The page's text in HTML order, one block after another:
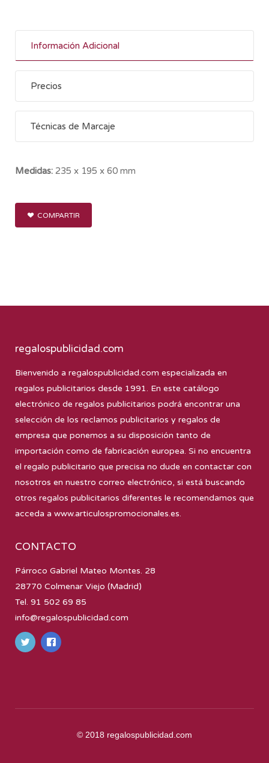
Información Adicional
Precios
Técnicas de Marcaje
Medidas: 235 x 195 x 60 mm
COMPARTIR
regalospublicidad.com
Bienvenido a regalospublicidad.com especializada en
regalos publicitarios desde 1991. En este catálogo
electrónico de regalos publicitarios podrá encontrar una
selección de los reclamos publicitarios y regalos de
empresa que ponemos a su disposición tanto de
importación como de fabricación europea. Si no encuentra
el regalo publicitario que precisa no dude en contactar con
nosotros en nuestro correo electrónico, si está buscando
otros regalos publicitarios diferentes le recomendamos que
acceda a www.articulospromocionales.es.
CONTACTO
Párroco Gabriel Mateo Montes. 28
28770 Colmenar Viejo (Madrid)
Tel. 91 502 69 85
info@regalospublicidad.com
© 2018 regalospublicidad.com